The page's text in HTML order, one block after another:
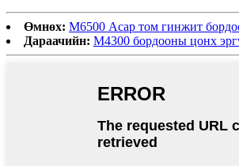
Өмнөх: M6500 Асар том гинжит
Дараачийн: M4300 бордооны цонх